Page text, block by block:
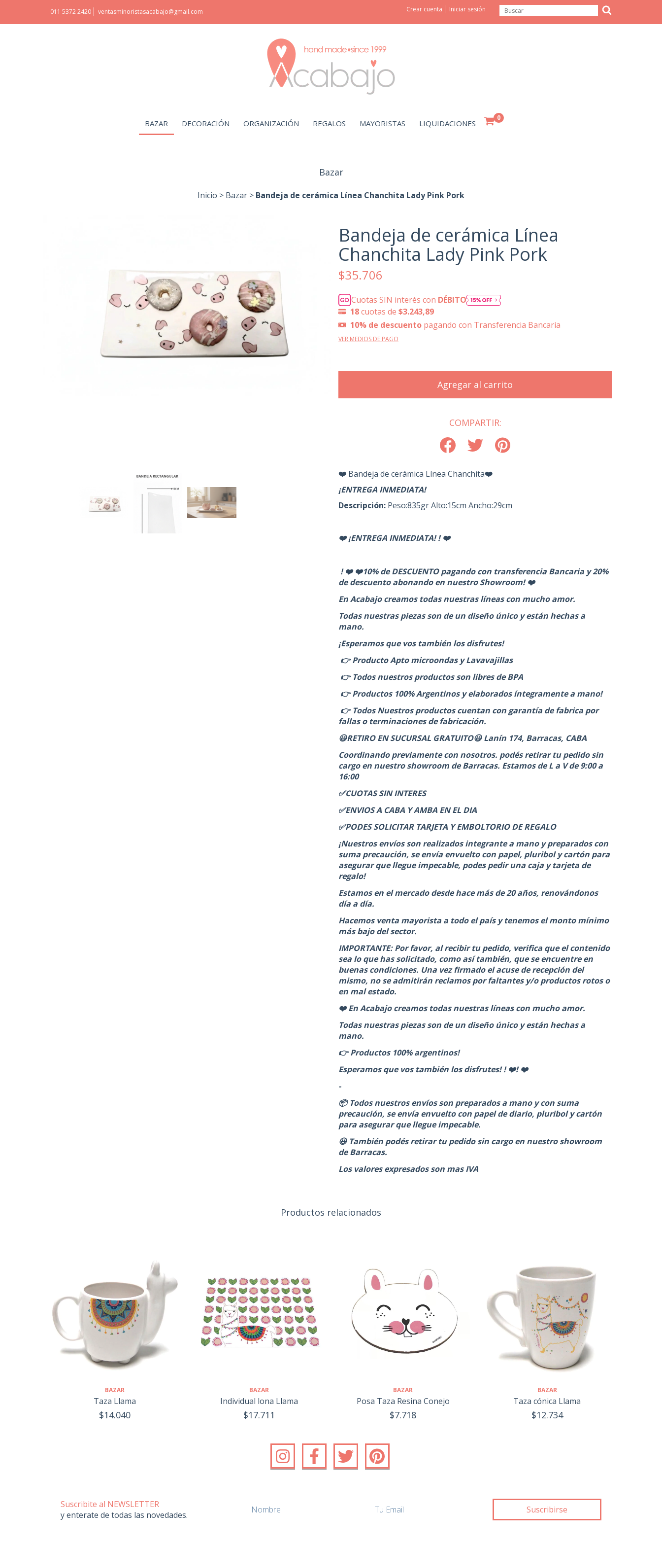
011 5372 2420 ventasminoristasacabajo@gmail.com Crear cuenta Iniciar sesión
BAZAR DECORACIÓN ORGANIZACIÓN REGALOS MAYORISTAS LIQUIDACIONES
0
Bazar
Inicio > Bazar > Bandeja de cerámica Línea Chanchita Lady Pink Pork
Bandeja de cerámica Línea
Chanchita Lady Pink Pork
$35.706
Cuotas SIN interés con DÉBITO
18cuotas de $3.243,89
10% de descuento pagando con Transferencia Bancaria
VER MEDIOS DE PAGO
COMPARTIR:
❤️ Bandeja de cerámica Línea Chanchita❤️
¡ENTREGA INMEDIATA!
Descripción: Peso:835gr Alto:15cm Ancho:29cm
❤️ ¡ENTREGA INMEDIATA! ! ❤️
! ❤️ ❤️10% de DESCUENTO pagando con transferencia Bancaria y 20%
de descuento abonando en nuestro Showroom! ❤️
En Acabajo creamos todas nuestras líneas con mucho amor.
Todas nuestras piezas son de un diseño único y están hechas a
mano.
¡Esperamos que vos también los disfrutes!
👉 Producto Apto microondas y Lavavajillas
👉 Todos nuestros productos son libres de BPA
👉 Productos 100% Argentinos y elaborados íntegramente a mano!
👉 Todos Nuestros productos cuentan con garantía de fabrica por
fallas o terminaciones de fabricación.
😃RETIRO EN SUCURSAL GRATUITO😃 Lanín 174, Barracas, CABA
Coordinando previamente con nosotros. podés retirar tu pedido sin
cargo en nuestro showroom de Barracas. Estamos de L a V de 9:00 a
16:00
✅CUOTAS SIN INTERES
✅ENVIOS A CABA Y AMBA EN EL DIA
✅PODES SOLICITAR TARJETA Y EMBOLTORIO DE REGALO
¡Nuestros envíos son realizados integrante a mano y preparados con
suma precaución, se envía envuelto con papel, pluribol y cartón para
asegurar que llegue impecable, podes pedir una caja y tarjeta de
regalo!
Estamos en el mercado desde hace más de 20 años, renovándonos
día a día.
Hacemos venta mayorista a todo el país y tenemos el monto mínimo
más bajo del sector.
IMPORTANTE: Por favor, al recibir tu pedido, verifica que el contenido
sea lo que has solicitado, como así también, que se encuentre en
buenas condiciones. Una vez firmado el acuse de recepción del
mismo, no se admitirán reclamos por faltantes y/o productos rotos o
en mal estado.
❤️ En Acabajo creamos todas nuestras líneas con mucho amor.
Todas nuestras piezas son de un diseño único y están hechas a
mano.
👉 Productos 100% argentinos!
Esperamos que vos también los disfrutes! ! ❤️! ❤️
-
📦 Todos nuestros envíos son preparados a mano y con suma
precaución, se envía envuelto con papel de diario, pluribol y cartón
para asegurar que llegue impecable.
😃 También podés retirar tu pedido sin cargo en nuestro showroom
de Barracas.
Los valores expresados son mas IVA
Productos relacionados
BAZAR
Taza Llama
$14.040
BAZAR
Individual lona Llama
$17.711
BAZAR
Posa Taza Resina Conejo
$7.718
BAZAR
Taza cónica Llama
$12.734
Suscribite al NEWSLETTER
y enterate de todas las novedades.